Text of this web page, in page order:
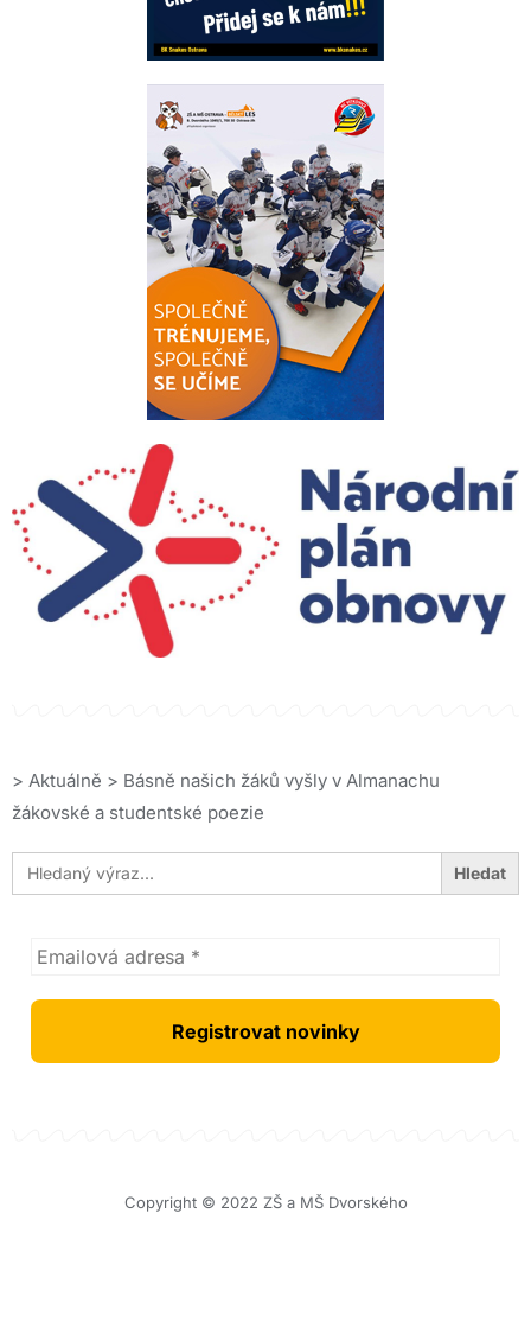
> Aktuálně > Básně našich žáků vyšly v Almanachu
žákovské a studentské poezie
Search
for:
Copyright © 2022 ZŠ a MŠ Dvorského